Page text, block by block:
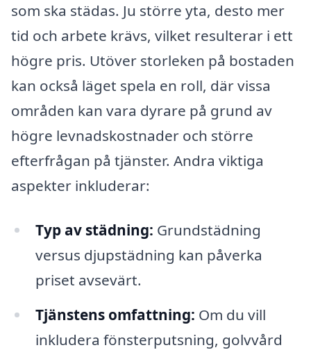
som ska städas. Ju större yta, desto mer
tid och arbete krävs, vilket resulterar i ett
högre pris. Utöver storleken på bostaden
kan också läget spela en roll, där vissa
områden kan vara dyrare på grund av
högre levnadskostnader och större
efterfrågan på tjänster. Andra viktiga
aspekter inkluderar:
Typ av städning: Grundstädning
versus djupstädning kan påverka
priset avsevärt.
Tjänstens omfattning: Om du vill
inkludera fönsterputsning, golvvård